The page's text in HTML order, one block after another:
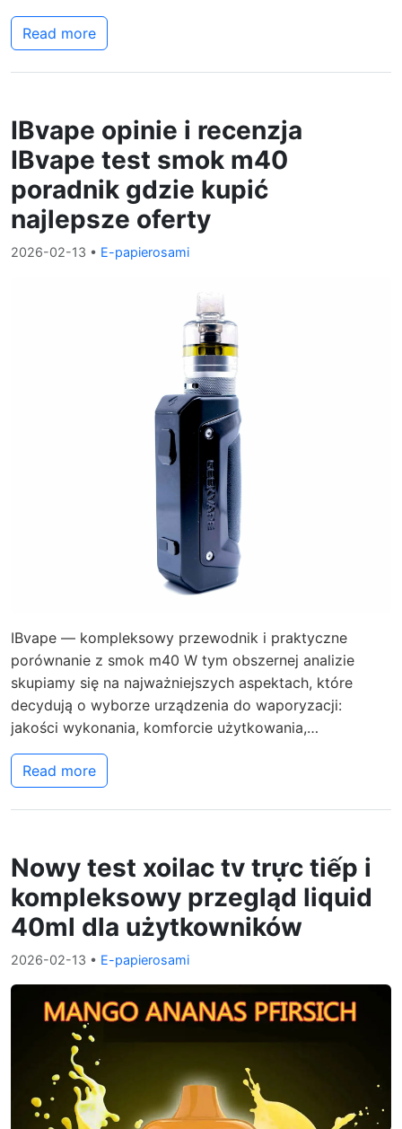
Read more
IBvape opinie i recenzja
IBvape test smok m40
poradnik gdzie kupić
najlepsze oferty
2026-02-13 • E-papierosami
IBvape — kompleksowy przewodnik i praktyczne
porównanie z smok m40 W tym obszernej analizie
skupiamy się na najważniejszych aspektach, które
decydują o wyborze urządzenia do waporyzacji:
jakości wykonania, komforcie użytkowania,…
Read more
Nowy test xoilac tv trực tiếp i
kompleksowy przegląd liquid
40ml dla użytkowników
2026-02-13 • E-papierosami